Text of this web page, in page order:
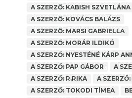
A SZERZŐ: KABISH SZVETLÁNA
A SZERZŐ: KOVÁCS BALÁZS
A SZERZŐ: MARSI GABRIELLA
A SZERZŐ: MORÁR ILDIKÓ
A SZERZŐ: NYESTÉNÉ KÁRP
A SZERZŐ: PAP GÁBOR
A
A SZERZŐ: R.RIKA
A
A SZERZŐ: TOKODI TÍMEA